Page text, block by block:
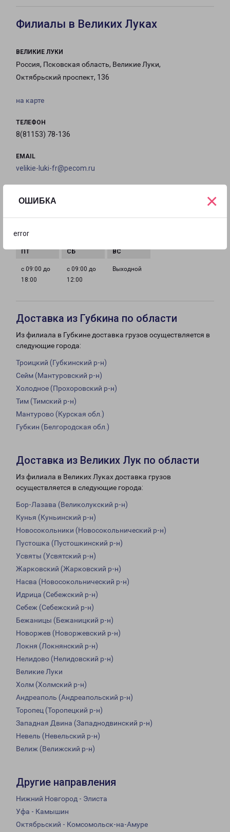
ОШИБКА
error
×
Филиалы в Великих Луках
ВЕЛИКИЕ ЛУКИ
Россия, Псковская область, Великие Луки,
Октябрьский проспект, 136
на карте
ТЕЛЕФОН
8(81153) 78-136
EMAIL
velikie-luki-fr@pecom.ru
18:00
с 09:00 до
18:00
с 09:00 до
12:00
Выходной
Доставка из Губкина по области
Из филиала в Губкине доставка грузов осуществляется в
следующие города:
Троицкий (Губкинский р-н)
Сейм (Мантуровский р-н)
Холодное (Прохоровский р-н)
Тим (Тимский р-н)
Мантурово (Курская обл.)
Губкин (Белгородская обл.)
Доставка из Великих Лук по области
Из филиала в Великих Луках доставка грузов
осуществляется в следующие города:
Бор-Лазава (Великолукский р-н)
Кунья (Куньинский р-н)
Новосокольники (Новосокольнический р-н)
Пустошка (Пустошкинский р-н)
Усвяты (Усвятский р-н)
Жарковский (Жарковский р-н)
Насва (Новосокольнический р-н)
Идрица (Себежский р-н)
Себеж (Себежский р-н)
Бежаницы (Бежаницкий р-н)
Новоржев (Новоржевский р-н)
Локня (Локнянский р-н)
Нелидово (Нелидовский р-н)
Великие Луки
Холм (Холмский р-н)
Андреаполь (Андреапольский р-н)
Торопец (Торопецкий р-н)
Западная Двина (Западнодвинский р-н)
Невель (Невельский р-н)
Велиж (Велижский р-н)
Другие направления
Нижний Новгород - Элиста
Уфа - Камышин
Октябрьский - Комсомольск-на-Амуре